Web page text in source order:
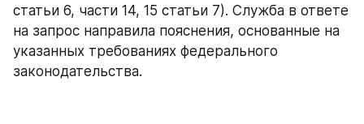
статьи 6, части 14, 15 статьи 7). Служба в ответе
на запрос направила пояснения, основанные на
указанных требованиях федерального
законодательства.